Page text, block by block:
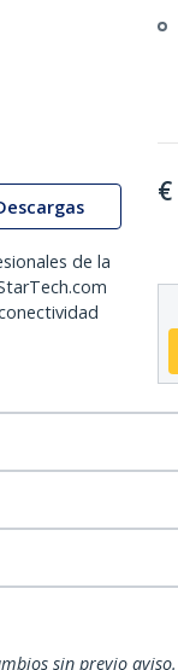
de la
€
sin previo aviso.